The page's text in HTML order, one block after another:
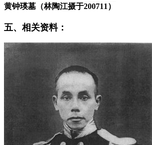
黄钟瑛墓（林陶江摄于200711）
五、相关资料：